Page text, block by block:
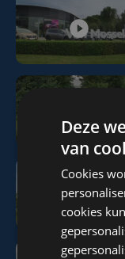
Deze
van
Cookies
cookies